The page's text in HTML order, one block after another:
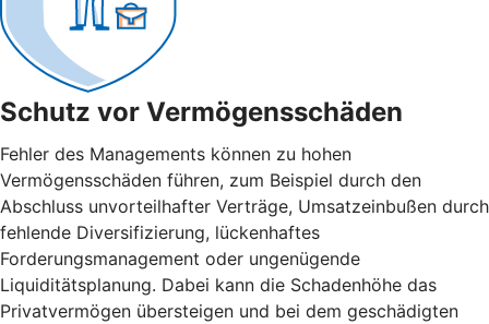
Schutz vor Vermögensschäden
Fehler des Managements können zu hohen
Vermögensschäden führen, zum Beispiel durch den
Abschluss unvorteilhafter Verträge, Umsatzeinbußen durch
fehlende Diversifizierung, lückenhaftes
Forderungsmanagement oder ungenügende
Liquiditätsplanung. Dabei kann die Schadenhöhe das
Privatvermögen übersteigen und bei dem geschädigten